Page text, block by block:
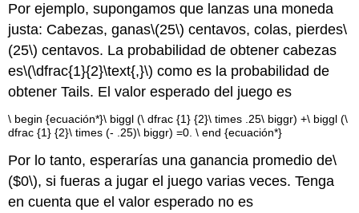
Por ejemplo, supongamos que lanzas una moneda
justa: Cabezas, ganas\(25\) centavos, colas, pierdes\
(25\) centavos. La probabilidad de obtener cabezas
es\(\dfrac{1}{2}\text{,}\) como es la probabilidad de
obtener Tails. El valor esperado del juego es
\ begin {ecuación*}\ biggl (\ dfrac {1} {2}\ times .25\ biggr) +\ biggl (\
dfrac {1} {2}\ times (- .25)\ biggr) =0. \ end {ecuación*}
Por lo tanto, esperarías una ganancia promedio de\
($0\), si fueras a jugar el juego varias veces. Tenga
en cuenta que el valor esperado no es